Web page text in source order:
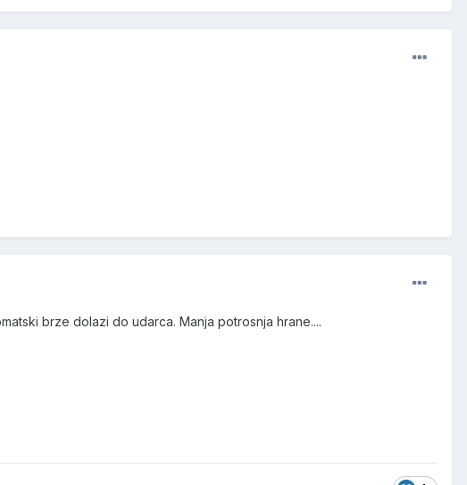
brze dolazi do udarca. Manja potrosnja hrane....